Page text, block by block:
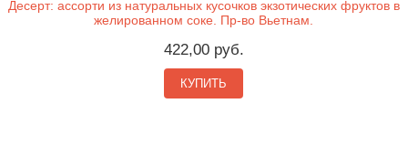
Десерт: ассорти из натуральных кусочков экзотических фруктов в
желированном соке. Пр-во Вьетнам.
422,00 руб.
КУПИТЬ